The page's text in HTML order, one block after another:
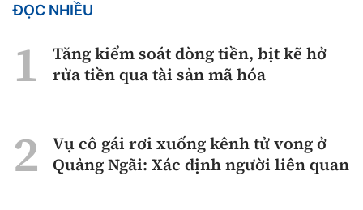
ĐỌC NHIỀU
Tăng kiểm soát dòng tiền, bịt kẽ hở
rửa tiền qua tài sản mã hóa
Vụ cô gái rơi xuống kênh tử vong ở
Quảng Ngãi: Xác định người liên quan